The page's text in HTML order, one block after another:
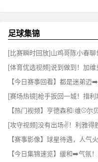
足球集锦
[比赛瞬时回放]山鸡哥陈小春
[体育优选视频]说到做到！加维
【今日赛事回看】都是迷弟
[赛场热镜]枪手扳回一城！措利
[攻守视频]没有出场✌️！利雅得